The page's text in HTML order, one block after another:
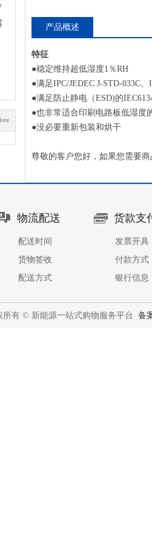
产品概述
特征
●稳定维持超低湿度1％RH
●满足IPC/JEDEC J-STD-033C、
●满足防止静电（ESD)的
●也非常适合印刷电路板低湿度
●没必要重新包装和烘干
尊敬的客户您好，如果您需要
物流配送
配送时间
货物签收
配送方式
货款支
发票开具
付款方式
银行信息
所有 © 新能源一站式购物服务平台 备